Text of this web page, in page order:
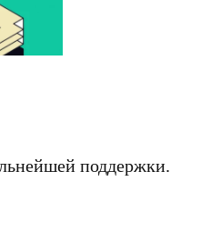
поддержки.